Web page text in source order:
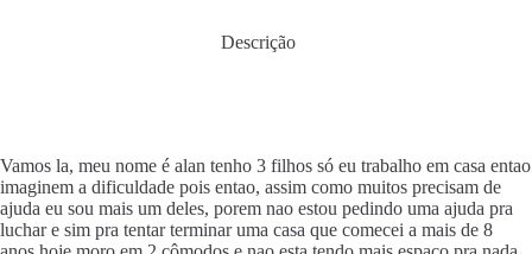
Descrição
Vamos la, meu nome é alan tenho 3 filhos só eu trabalho em casa entao
imaginem a dificuldade pois entao, assim como muitos precisam de
ajuda eu sou mais um deles, porem nao estou pedindo uma ajuda pra
luchar e sim pra tentar terminar uma casa que comecei a mais de 8